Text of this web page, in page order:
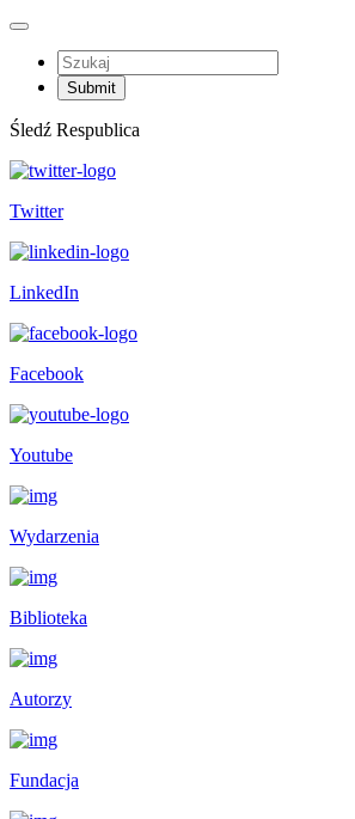
Śledź Respublica
Twitter
LinkedIn
Facebook
Youtube
Wydarzenia
Biblioteka
Autorzy
Fundacja